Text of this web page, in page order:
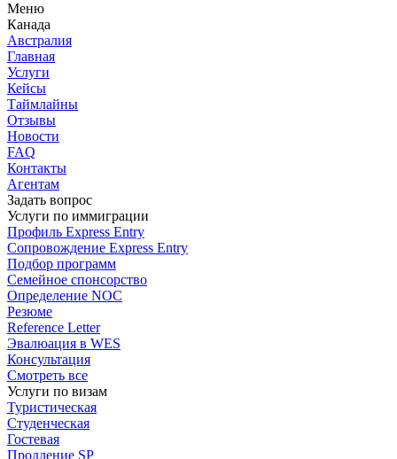
Меню
Канада
Австралия
Главная
Услуги
Кейсы
Таймлайны
Отзывы
Новости
FAQ
Контакты
Агентам
Задать вопрос
Услуги по иммиграции
Профиль Express Entry
Сопровождение Express Entry
Подбор программ
Семейное спонсорство
Определение NOC
Резюме
Reference Letter
Эвалюация в WES
Консультация
Смотреть все
Услуги по визам
Туристическая
Студенческая
Гостевая
Продление SP